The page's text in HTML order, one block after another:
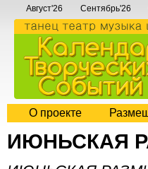
Август'26 Сентябрь'26
О проекте
ИЮНЬСКАЯ